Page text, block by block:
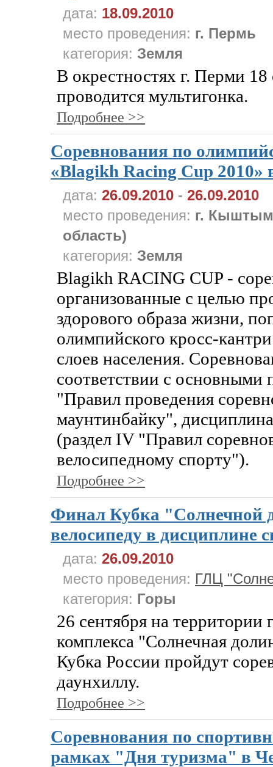
дата: 18.09.2010
место проведения: г. Пермь
категория: Земля
В окрестностях г. Перми 18
проводится мультигонка.
Подробнее >>
Cоревнования по
«Blagikh Racing Cup
дата: 26.09.2010 - 26.09.2010
место проведения: г. Кыштым
область)
категория: Земля
Blagikh RACING CUP -
организованные с целью
здорового образа жизни,
олимпийского кросс-
слоев населения.
соответствии с основными
"Правил проведения
маунтинбайку",
(раздел IV "Правил
велосипедному спорту").
Подробнее >>
Финал Кубка "Солнечной
велосипеду в дисциплине
дата: 26.09.2010
место проведения: ГЛЦ
категория: Горы
26 сентября на территории
комплекса "Солнечная
Кубка России пройдут
даунхиллу.
Подробнее >>
Соревнования по
рамках "Дня туризма" в